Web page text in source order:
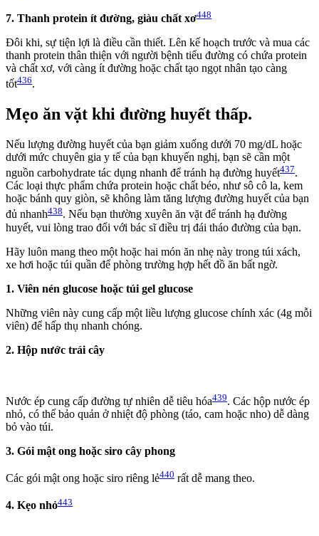
7. Thanh protein ít đường, giàu chất xơ448
Đôi khi, sự tiện lợi là điều cần thiết. Lên kế hoạch trước và mua các
thanh protein thân thiện với người bệnh tiểu đường có chứa protein
và chất xơ, với càng ít đường hoặc chất tạo ngọt nhân tạo càng
tốt436.
Mẹo ăn vặt khi đường huyết thấp.
Nếu lượng đường huyết của bạn giảm xuống dưới 70 mg/dL hoặc
dưới mức chuyên gia y tế của bạn khuyến nghị, bạn sẽ cần một
nguồn carbohydrate tác dụng nhanh để tránh hạ đường huyết437.
Các loại thực phẩm chứa protein hoặc chất béo, như sô cô la, kem
hoặc bánh quy giòn, sẽ không làm tăng lượng đường huyết của bạn
đủ nhanh438. Nếu bạn thường xuyên ăn vặt để tránh hạ đường
huyết, vui lòng trao đổi với bác sĩ điều trị đái tháo đường của bạn.
Hãy luôn mang theo một hoặc hai món ăn nhẹ này trong túi xách,
xe hơi hoặc túi quần để phòng trường hợp hết đồ ăn bất ngờ.
1. Viên nén glucose hoặc túi gel glucose
Những viên này cung cấp một liều lượng glucose chính xác (4g mỗi
viên) để hấp thụ nhanh chóng.
2. Hộp nước trái cây
Nước ép cung cấp đường tự nhiên dễ tiêu hóa439. Các hộp nước ép
nhỏ, có thể bảo quản ở nhiệt độ phòng (táo, cam hoặc nho) dễ dàng
bỏ vào túi.
3. Gói mật ong hoặc siro cây phong
Các gói mật ong hoặc siro riêng lẻ440 rất dễ mang theo.
4. Kẹo nhỏ443